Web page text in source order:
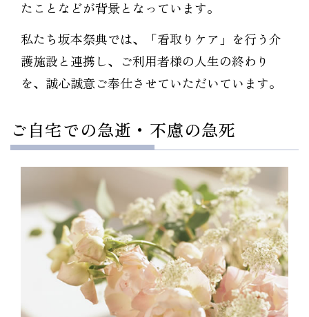
たことなどが背景となっています。
私たち坂本祭典では、「看取りケア」を行う介
護施設と連携し、ご利用者様の人生の終わり
を、誠心誠意ご奉仕させていただいています。
ご自宅での急逝・不慮の急死